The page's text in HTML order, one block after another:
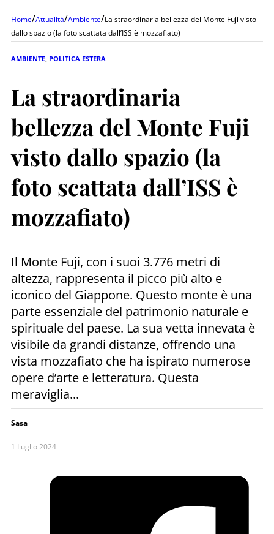
Home/Attualità/Ambiente/La straordinaria bellezza del Monte Fuji visto
dallo spazio (la foto scattata dall’ISS è mozzafiato)
AMBIENTE POLITICA ESTERA
La straordinaria
bellezza del Monte Fuji
visto dallo spazio (la
foto scattata dall’ISS è
mozzafiato)
Il Monte Fuji, con i suoi 3.776 metri di
altezza, rappresenta il picco più alto e
iconico del Giappone. Questo monte è una
parte essenziale del patrimonio naturale e
spirituale del paese. La sua vetta innevata è
visibile da grandi distanze, offrendo una
vista mozzafiato che ha ispirato numerose
opere d’arte e letteratura. Questa
meraviglia...
Sasa
1 Luglio 2024